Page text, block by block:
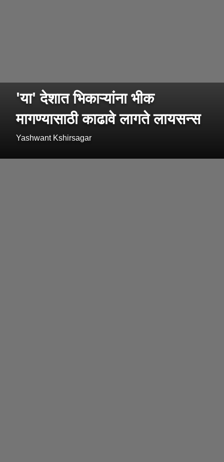
'या' देशात भिकाऱ्यांना भीक
मागण्यासाठी काढावे लागते लायसन्स
Yashwant Kshirsagar